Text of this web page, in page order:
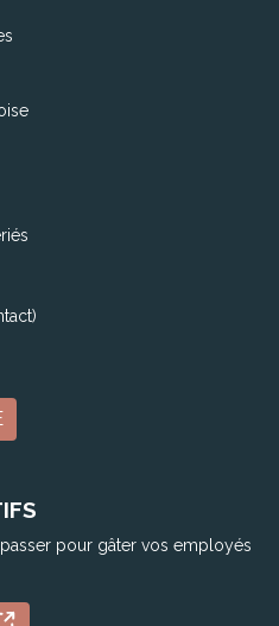
pour gâter vos employés